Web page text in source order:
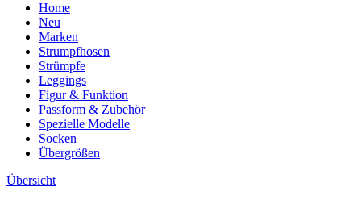
Home
Neu
Marken
Strumpfhosen
Strümpfe
Leggings
Figur & Funktion
Passform & Zubehör
Spezielle Modelle
Socken
Übergrößen
Übersicht